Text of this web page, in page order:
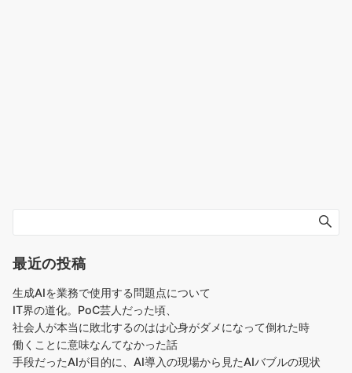
最近の投稿
生成AIを業務で使用する問題点について
IT界の道化。PoC芸人だった頃、
社会人が本当に敗北するのはは心身がダメになって倒れた時
働くことに意味なんてなかった話
手段だったAIが目的に、AI導入の現場から見たAIバブルの現状